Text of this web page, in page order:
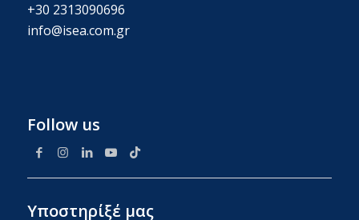
+30 2313090696
info@isea.com.gr
Follow us
Υποστηρίξέ μας